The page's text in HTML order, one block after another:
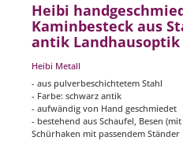
Heibi
Kaminbesteck aus
antik Landhausoptik
Heibi Metall
- aus pulverbeschichtetem Stahl
- Farbe: schwarz antik
- aufwändig von Hand geschmiedet
- bestehend aus Schaufel, Besen
Schürhaken mit passendem Ständer